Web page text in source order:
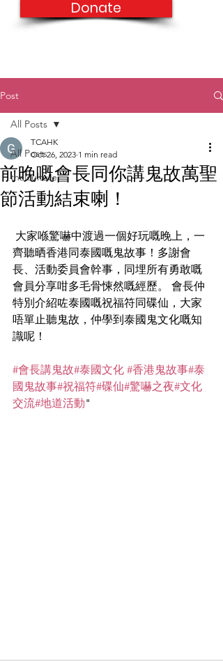
Donate
Post
All Posts
thaiculture
All Posts
前晚嘅會長同你講鬼故萬聖
節活動結束喇！
TCAHK
Oct 26, 2023 1 min read
齊聽晒香港同泰國嘅鬼故事！多謝會
長、活動委員會幹事，同埋所有勇敢嘅
會員分享咁多毛骨悚然嘅經歷。 會長仲
特別介紹咗泰國嘅祝福符同碟仙，大家
唔單止聽鬼故，仲學到泰國鬼文化嘅知
識呢！
#會長講鬼故#泰國文化 #香港鬼故事#泰
國鬼故事#祝福符#碟仙#驚嚇之夜#文化
交流#地道活動"